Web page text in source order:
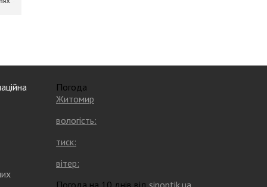
Погода
Житомир
вологість:
тиск:
вітер:
Погода на 10 днів від sinoptik.ua